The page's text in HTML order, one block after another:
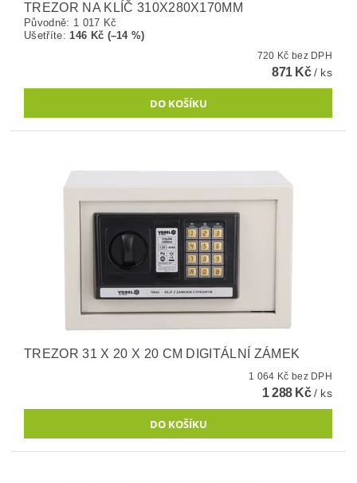
TREZOR NA KLÍČ 310X280X170MM
Původně: 1 017 Kč
Ušetříte:146 Kč (–14 %)
720 Kč bez DPH
871 Kč/ ks
TREZOR 31 X 20 X 20 CM DIGITÁLNÍ ZÁMEK
1 064 Kč bez DPH
1 288 Kč/ ks